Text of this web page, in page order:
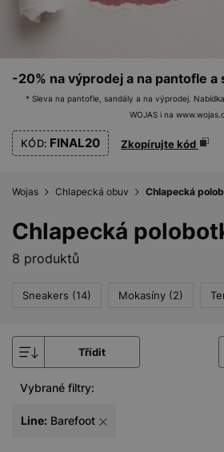
-20% na výprodej a na pantofle a
* Sleva na pantofle, sandály a na výprodej.
WOJAS i na
KÓD: FINAL20 Zkopírujte kód
Wojas Chlapecká obuv Chlapecká
Chlapecká
8 produktů
Sneakers (14) Mokasíny (2)
Třídit
Vybrané filtry:
Line: Barefoot